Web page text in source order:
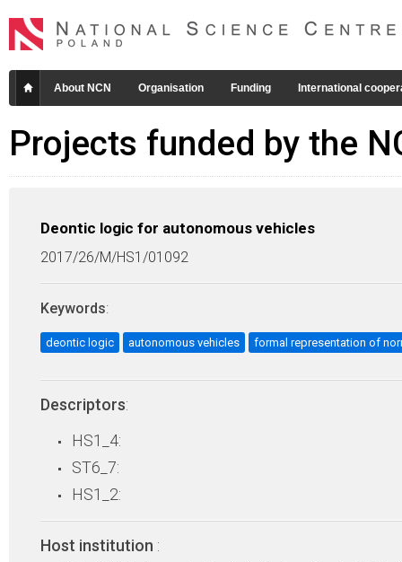
About NCN Organisation Funding International
Projects funded by the
Deontic logic for autonomous vehicles
2017/26/M/HS1/01092
Keywords:
deontic logic autonomous vehicles formal representation of
Descriptors:
HS1_4:
ST6_7:
HS1_2:
Host institution :